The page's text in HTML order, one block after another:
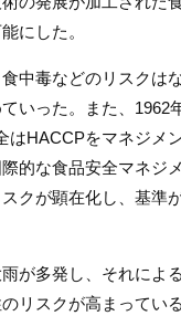
にした。
中毒などのリスクは
いった。また、1962
HACCPをマネジメ
的な食品安全マネジ
クが顕在化し、基準
が多発し、それによ
リスクが高まってい